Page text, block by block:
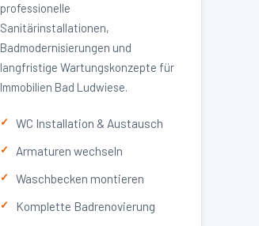
professionelle
Sanitärinstallationen,
Badmodernisierungen und
langfristige Wartungskonzepte für
Immobilien Bad Ludwiese.
WC Installation & Austausch
Armaturen wechseln
Waschbecken montieren
Komplette Badrenovierung